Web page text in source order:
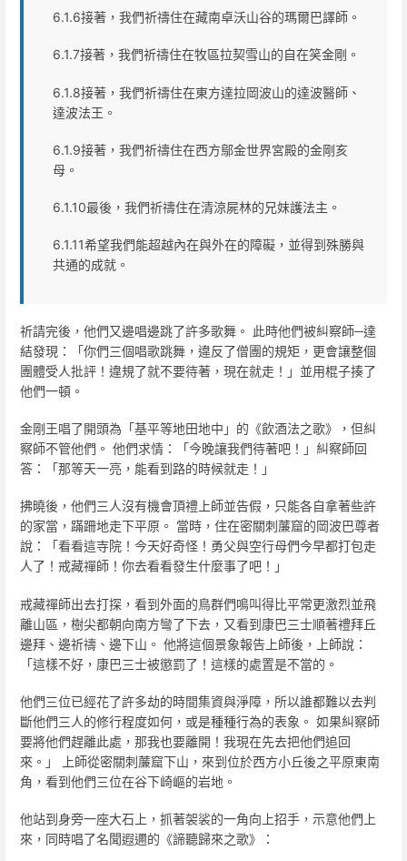
6.1.6接著，我們祈禱住在藏南卓沃山谷的瑪爾巴譯師。
6.1.7接著，我們祈禱住在牧區拉契雪山的自在笑金剛。
6.1.8接著，我們祈禱住在東方達拉岡波山的達波醫師、
達波法王。
6.1.9接著，我們祈禱住在西方鄔金世界宮殿的金剛亥
母。
6.1.10最後，我們祈禱住在清涼屍林的兄妹護法主。
6.1.11希望我們能超越內在與外在的障礙，並得到殊勝與
共通的成就。
祈請完後，他們又邊唱邊跳了許多歌舞。 此時他們被糾察師─達
結發現：「你們三個唱歌跳舞，違反了僧團的規矩，更會讓整個
團體受人批評！違規了就不要待著，現在就走！」並用棍子揍了
他們一頓。
金剛王唱了開頭為「基平等地田地中」的《飲酒法之歌》，但糾
察師不管他們。 他們求情：「今晚讓我們待著吧！」糾察師回
答：「那等天一亮，能看到路的時候就走！」
拂曉後，他們三人沒有機會頂禮上師並告假，只能各自拿著些許
的家當，蹣跚地走下平原。 當時，住在密關刺薕窟的岡波巴尊者
說：「看看這寺院！今天好奇怪！勇父與空行母們今早都打包走
人了！戒藏禪師！你去看看發生什麼事了吧！」
戒藏禪師出去打探，看到外面的鳥群們鳴叫得比平常更激烈並飛
離山區，樹尖都朝向南方彎了下去，又看到康巴三士順著禮拜丘
邊拜、邊祈禱、邊下山。 他將這個景象報告上師後，上師說：
「這樣不好，康巴三士被懲罰了！這樣的處置是不當的。
他們三位已經花了許多劫的時間集資與淨障，所以誰都難以去判
斷他們三人的修行程度如何，或是種種行為的表象。 如果糾察師
要將他們趕離此處，那我也要離開！我現在先去把他們追回
來。」 上師從密關刺薕窟下山，來到位於西方小丘後之平原東南
角，看到他們三位在谷下崎嶇的岩地。
他站到身旁一座大石上，抓著袈裟的一角向上招手，示意他們上
來，同時唱了名聞遐邇的《諦聽歸來之歌》：